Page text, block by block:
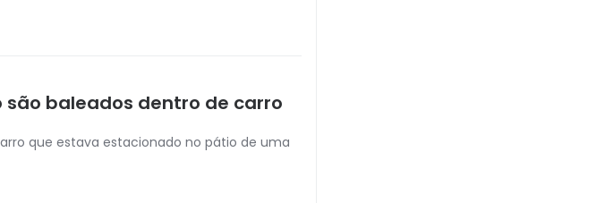
baleados dentro de carro
que estava estacionado no pátio de uma